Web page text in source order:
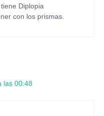
Diplopia
con los prismas.
las 00:48